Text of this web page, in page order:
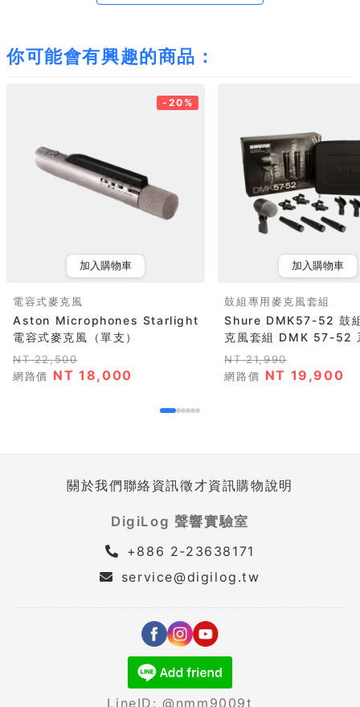
你可能會有興趣的商品：
-20%
加入購物車
電容式麥克風
Aston Microphones Starlight
電容式麥克風（單支）
NT 22,500
網路價 NT 18,000
加入購物車
鼓組專用麥克風套組
Shure DMK57-52 鼓
克風套組 DMK 57-52
NT 21,990
網路價 NT 19,900
關於我們聯絡資訊徵才資訊購物說明
DigiLog 聲響實驗室
+886 2-23638171
service@digilog.tw
LineID: @nmm9009t